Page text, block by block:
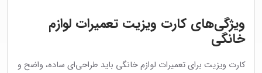
ویژگی‌های کارت ویزیت تعمیرات لوازم
خانگی
کارت ویزیت برای تعمیرات لوازم خانگی باید طراحی‌ای ساده، واضح و